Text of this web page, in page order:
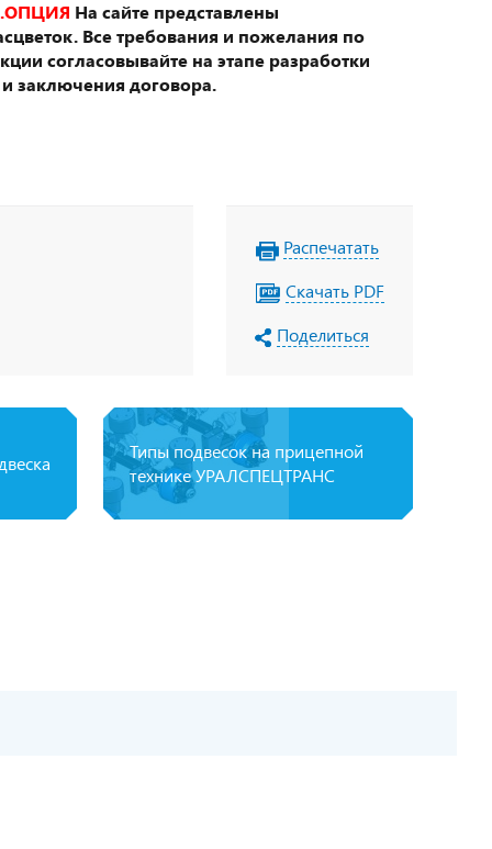
На сайте представлены
Все требования и пожелания по
согласовывайте на этапе разработки
заключения договора.
Распечатать
Скачать PDF
Поделиться
Типы подвесок на прицепной
технике УРАЛСПЕЦТРАНС